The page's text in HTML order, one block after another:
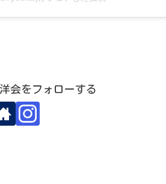
会をフォローする